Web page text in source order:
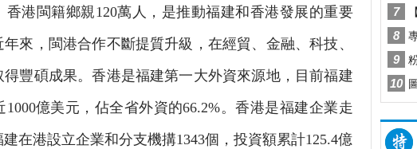
香港閩籍鄉親120萬人，是推動福建和香港發展的重要
來，閩港合作不斷提質升級，在經貿、金融、科技、
豐碩成果。香港是福建第一大外資來源地，目前福建
1000億美元，佔全省外資的66.2%。香港是福建企業走
在港設立企業和分支機搆1343個，投資額累計125.4億